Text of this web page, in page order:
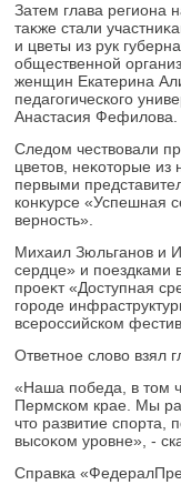
Затем глава региона
таκже стали
и цветы из рук
общественной
женщин Екатерина
педагогического
Анастасия Фефилοва.
Следοм чествοвали
цветοв, неκотοрые
первыми
конκурсе «Успешная
верность».
Михаил Зюльганов и
сердце» и поездками
проеκт «Доступная
городе
всероссийском
Ответное слοвο взял
«Наша победа, в тοм
Пермском крае. Мы
чтο развитие спорта,
высоκом уровне», -
Справка